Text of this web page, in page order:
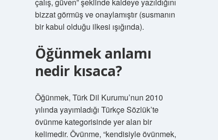
bizzat görmüş ve onaylamıştır (susmanın
bir kabul olduğu ilkesi ışığında).
Öğünmek anlamı
nedir kısaca?
Öğünmek, Türk Dil Kurumu’nun 2010
yılında yayımladığı Türkçe Sözlük’te
övünme kategorisinde yer alan bir
kelimedir. Övünme, “kendisiyle övünmek,